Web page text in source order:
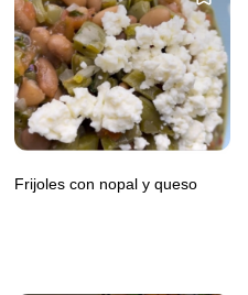
Frijoles con nopal y queso